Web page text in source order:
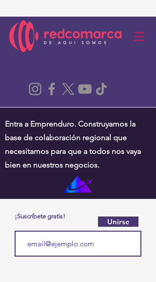
Entra a Emprenduro. Construyamos la
base de colaboración regional que
necesitamos para que a todos nos vaya
bien en nuestros negocios.
¡Suscríbete gratis!
Unirse